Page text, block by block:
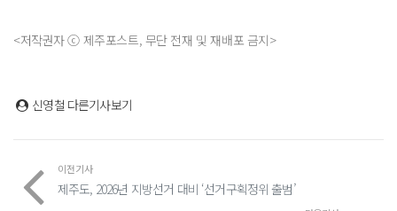
<저작권자 ⓒ 제주포스트, 무단 전재 및 재배포 금지>
신영철 다른기사보기
이전기사
제주도, 2026년 지방선거 대비 ‘선거구획정위 출범’